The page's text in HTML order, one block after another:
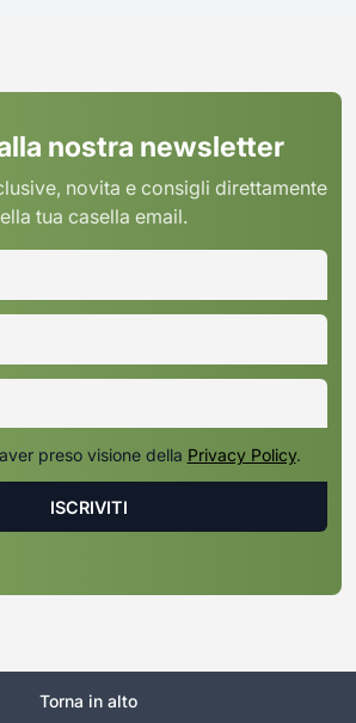
nostra newsletter
novita e consigli direttamente
tua casella email.
preso visione della Privacy Policy.
Torna in alto